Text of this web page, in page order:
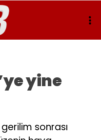
yine
sonrası